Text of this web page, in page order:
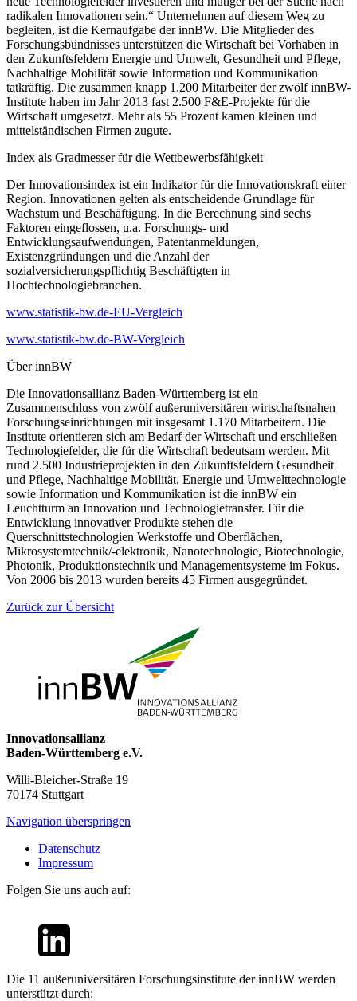
radikalen Innovationen sein.“ Unternehmen auf diesem Weg zu
begleiten, ist die Kernaufgabe der innBW. Die Mitglieder des
Forschungsbündnisses unterstützen die Wirtschaft bei Vorhaben in
den Zukunftsfeldern Energie und Umwelt, Gesundheit und Pflege,
Nachhaltige Mobilität sowie Information und Kommunikation
tatkräftig. Die zusammen knapp 1.200 Mitarbeiter der zwölf innBW-
Institute haben im Jahr 2013 fast 2.500 F&E-Projekte für die
Wirtschaft umgesetzt. Mehr als 55 Prozent kamen kleinen und
mittelständischen Firmen zugute.
Index als Gradmesser für die Wettbewerbsfähigkeit
Der Innovationsindex ist ein Indikator für die Innovationskraft einer
Region. Innovationen gelten als entscheidende Grundlage für
Wachstum und Beschäftigung. In die Berechnung sind sechs
Faktoren eingeflossen, u.a. Forschungs- und
Entwicklungsaufwendungen, Patentanmeldungen,
Existenzgründungen und die Anzahl der
sozialversicherungspflichtig Beschäftigten in
Hochtechnologiebranchen.
www.statistik-bw.de-EU-Vergleich
www.statistik-bw.de-BW-Vergleich
Über innBW
Die Innovationsallianz Baden-Württemberg ist ein
Zusammenschluss von zwölf außeruniversitären wirtschaftsnahen
Forschungseinrichtungen mit insgesamt 1.170 Mitarbeitern. Die
Institute orientieren sich am Bedarf der Wirtschaft und erschließen
Technologiefelder, die für die Wirtschaft bedeutsam werden. Mit
rund 2.500 Industrieprojekten in den Zukunftsfeldern Gesundheit
und Pflege, Nachhaltige Mobilität, Energie und Umwelttechnologie
sowie Information und Kommunikation ist die innBW ein
Leuchtturm an Innovation und Technologietransfer. Für die
Entwicklung innovativer Produkte stehen die
Querschnittstechnologien Werkstoffe und Oberflächen,
Mikrosystemtechnik/-elektronik, Nanotechnologie, Biotechnologie,
Photonik, Produktionstechnik und Managementsysteme im Fokus.
Von 2006 bis 2013 wurden bereits 45 Firmen ausgegründet.
Zurück zur Übersicht
Innovationsallianz
Baden-Württemberg e.V.
Willi-Bleicher-Straße 19
70174 Stuttgart
Navigation überspringen
Datenschutz
Impressum
Folgen Sie uns auch auf:
Die 11 außeruniversitären Forschungsinstitute der innBW werden
unterstützt durch: